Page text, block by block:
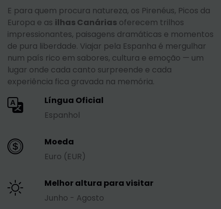
E para quem procura natureza, os Pirenéus, Picos da
Europa e as ilhas Canárias oferecem trilhos
impressionantes, paisagens dramáticas e momentos
de pura liberdade. Viajar pela Espanha é mergulhar
num país rico em sabores, cultura e emoção — um
lugar onde cada canto surpreende e cada
experiência fica gravada na memória.
Língua Oficial
Espanhol
Moeda
Euro (EUR)
Melhor altura para visitar
Junho - Agosto